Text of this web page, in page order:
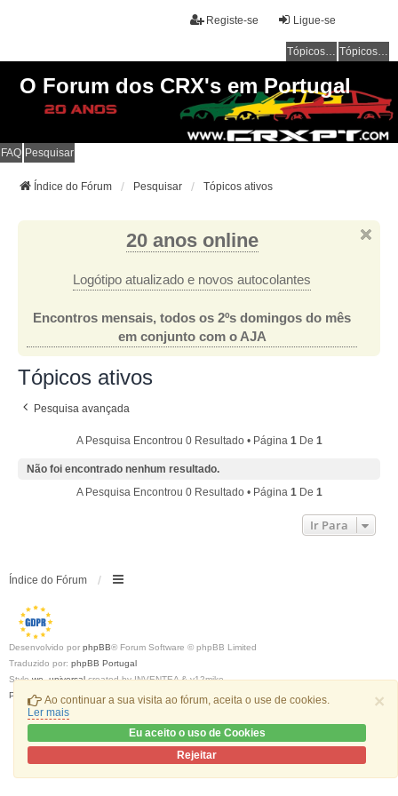
×
Ao continuar a sua visita ao fórum, aceita o use de cookies.
Ler mais
Eu aceito o uso de Cookies
Rejeitar
Ligue-se
Registe-se
Tópicos sem resposta Tópicos ativos
O Forum dos CRX's em Portugal
FAQ Pesquisar
Índice do Fórum Pesquisar Tópicos ativos
20 anos online
Logótipo atualizado e novos autocolantes
Encontros mensais, todos os 2ºs domingos do mês
em conjunto com o AJA
Tópicos ativos
Pesquisa avançada
A Pesquisa Encontrou 0 Resultado • Página 1De 1
Não foi encontrado nenhum resultado.
A Pesquisa Encontrou 0 Resultado • Página 1De 1
Ir Para
Índice do Fórum
Desenvolvido por phpBB® Forum Software © phpBB Limited
Traduzido por: phpBB Portugal
Stylewe_universalcreated by INVENTEA & v12mike
Privacidade
Termos